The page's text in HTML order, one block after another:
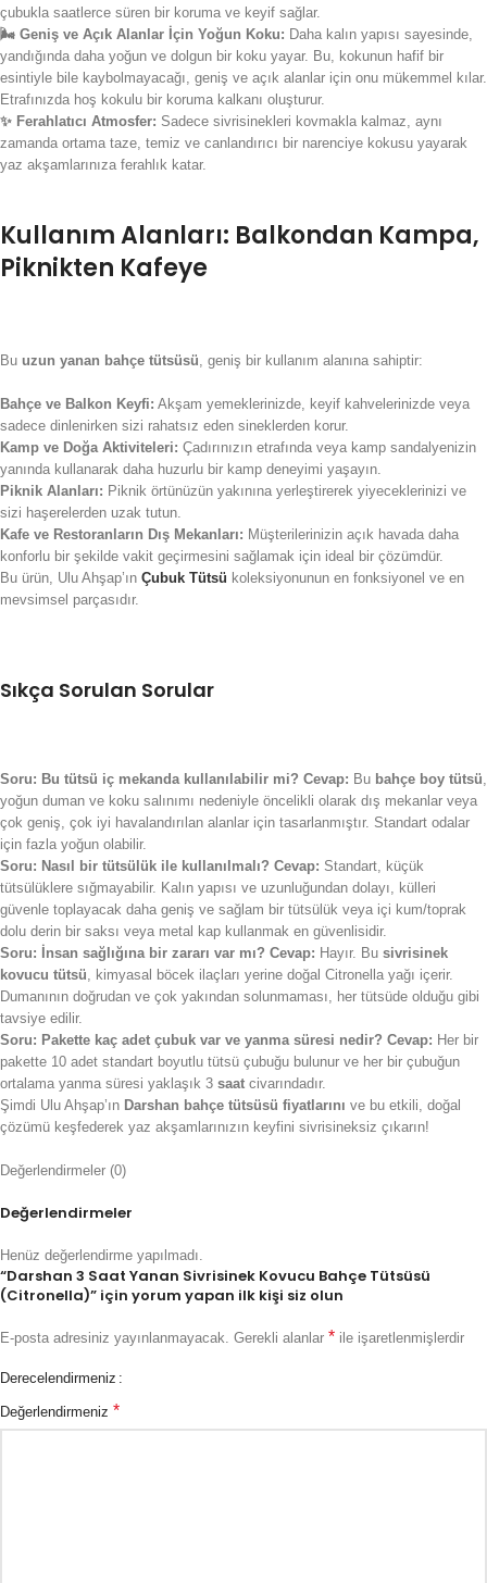
çubukla saatlerce süren bir koruma ve keyif sağlar.
🌬️ Geniş ve Açık Alanlar İçin Yoğun Koku: Daha kalın yapısı sayesinde,
yandığında daha yoğun ve dolgun bir koku yayar. Bu, kokunun hafif bir
esintiyle bile kaybolmayacağı, geniş ve açık alanlar için onu mükemmel kılar.
Etrafınızda hoş kokulu bir koruma kalkanı oluşturur.
✨ Ferahlatıcı Atmosfer: Sadece sivrisinekleri kovmakla kalmaz, aynı
zamanda ortama taze, temiz ve canlandırıcı bir narenciye kokusu yayarak
yaz akşamlarınıza ferahlık katar.
Kullanım Alanları: Balkondan Kampa,
Piknikten Kafeye
Bu uzun yanan bahçe tütsüsü , geniş bir kullanım alanına sahiptir:
Bahçe ve Balkon Keyfi: Akşam yemeklerinizde, keyif kahvelerinizde veya
sadece dinlenirken sizi rahatsız eden sineklerden korur.
Kamp ve Doğa Aktiviteleri: Çadırınızın etrafında veya kamp sandalyenizin
yanında kullanarak daha huzurlu bir kamp deneyimi yaşayın.
Piknik Alanları: Piknik örtünüzün yakınına yerleştirerek yiyeceklerinizi ve
sizi haşerelerden uzak tutun.
Kafe ve Restoranların Dış Mekanları: Müşterilerinizin açık havada daha
konforlu bir şekilde vakit geçirmesini sağlamak için ideal bir çözümdür.
Bu ürün, Ulu Ahşap’ın Çubuk Tütsü koleksiyonunun en fonksiyonel ve en
mevsimsel parçasıdır.
Sıkça Sorulan Sorular
Soru: Bu tütsü iç mekanda kullanılabilir mi? Cevap: Bu bahçe boy tütsü
yoğun duman ve koku salınımı nedeniyle öncelikli olarak dış mekanlar veya
çok geniş, çok iyi havalandırılan alanlar için tasarlanmıştır. Standart odalar
için fazla yoğun olabilir.
Soru: Nasıl bir tütsülük ile kullanılmalı? Cevap: Standart, küçük
tütsülüklere sığmayabilir. Kalın yapısı ve uzunluğundan dolayı, külleri
güvenle toplayacak daha geniş ve sağlam bir tütsülük veya içi kum/toprak
dolu derin bir saksı veya metal kap kullanmak en güvenlisidir.
Soru: İnsan sağlığına bir zararı var mı? Cevap: Hayır. Bu sivrisinek
kovucu tütsü , kimyasal böcek ilaçları yerine doğal Citronella yağı içerir.
Dumanının doğrudan ve çok yakından solunmaması, her tütsüde olduğu gibi
tavsiye edilir.
Soru: Pakette kaç adet çubuk var ve yanma süresi nedir? Cevap: Her bir
pakette 10 adet standart boyutlu tütsü çubuğu bulunur ve her bir çubuğun
ortalama yanma süresi yaklaşık 3 saat civarındadır.
Şimdi Ulu Ahşap’ın Darshan bahçe tütsüsü fiyatlarını ve bu etkili, doğal
çözümü keşfederek yaz akşamlarınızın keyfini sivrisineksiz çıkarın!
Değerlendirmeler (0)
Değerlendirmeler
Henüz değerlendirme yapılmadı.
“Darshan 3 Saat Yanan Sivrisinek Kovucu Bahçe Tütsüsü
(Citronella)” için yorum yapan ilk kişi siz olun
E-posta adresiniz yayınlanmayacak. Gerekli alanlar * ile işaretlenmişlerdir
Derecelendirmeniz
Değerlendirmeniz *